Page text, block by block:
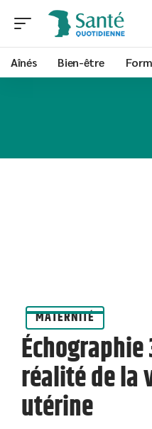
Aînés Bien-être
MATERNITÉ
réalité de la
utérine